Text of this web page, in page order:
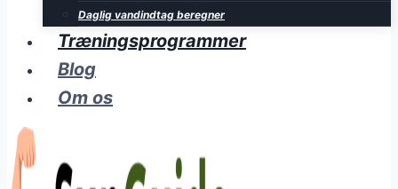
Daglig vandindtag beregner
Træningsprogrammer
Blog
Om os